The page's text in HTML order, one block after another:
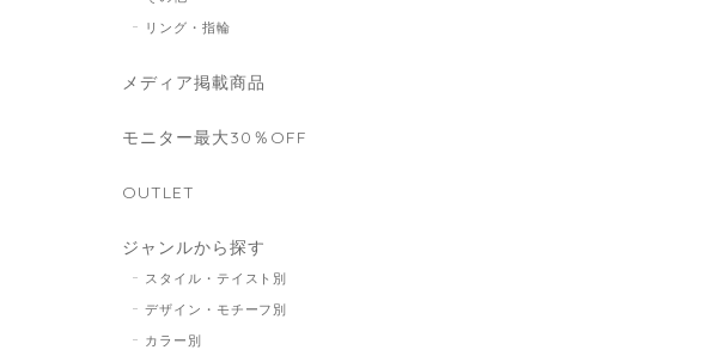
リング・指輪
メディア掲載商品
モニター最大30％OFF
OUTLET
ジャンルから探す
スタイル・テイスト別
デザイン・モチーフ別
カラー別